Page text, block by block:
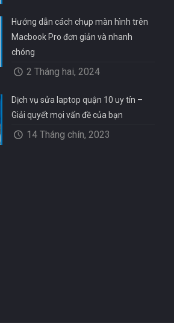
Hướng dẫn cách chụp màn hình trên
Macbook Pro đơn giản và nhanh
chóng
2 Tháng hai, 2024
Dịch vụ sửa laptop quận 10 uy tín –
Giải quyết mọi vấn đề của bạn
14 Tháng chín, 2023